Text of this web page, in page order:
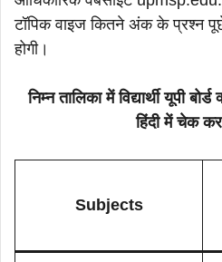
टॉपिक वाइज कितने अंक के प्रश्न
होगी।
निम्न तालिका में विद्यार्थी यूपी
हिंदी में चेक
Subjects